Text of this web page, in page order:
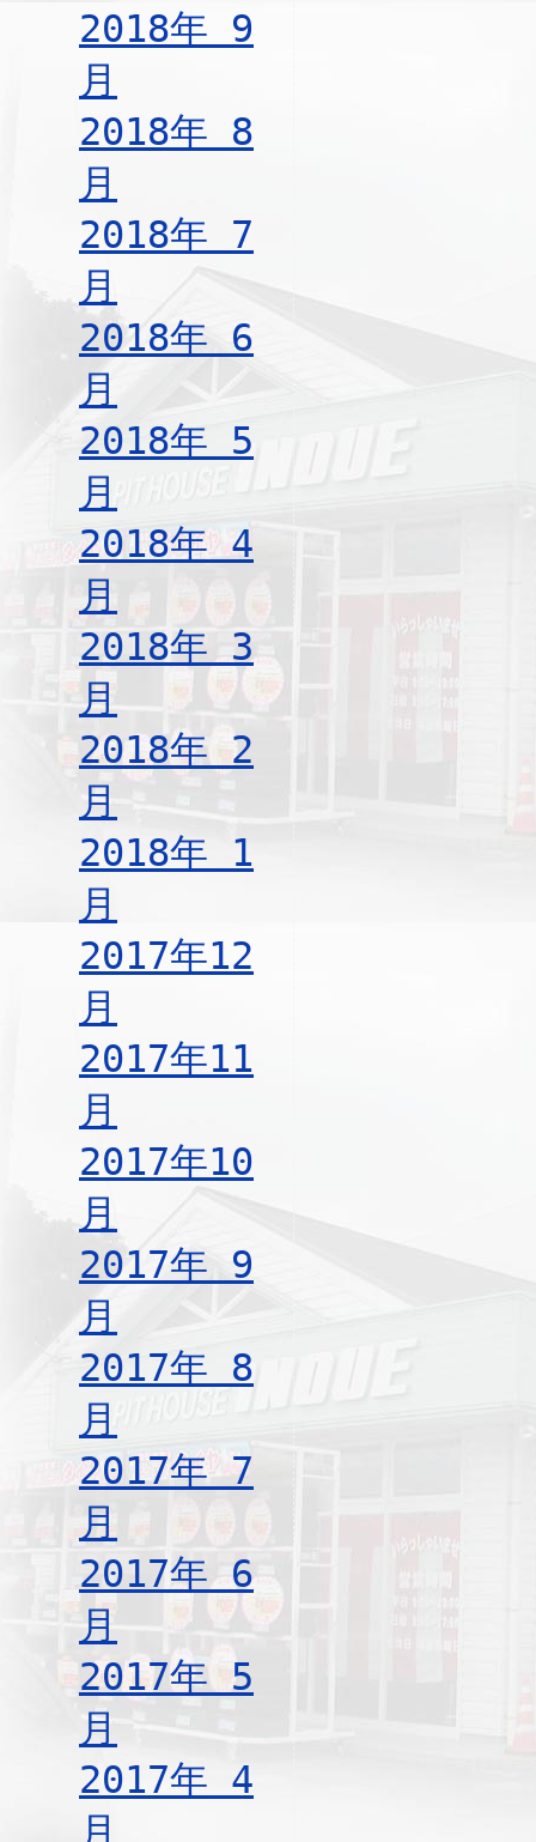
2018年 9
月
2018年 8
月
2018年 7
月
2018年 6
月
2018年 5
月
2018年 4
月
2018年 3
月
2018年 2
月
2018年 1
月
2017年12
月
2017年11
月
2017年10
月
2017年 9
月
2017年 8
月
2017年 7
月
2017年 6
月
2017年 5
月
2017年 4
月